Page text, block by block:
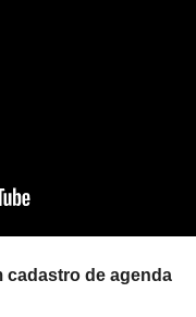
cadastro de agenda